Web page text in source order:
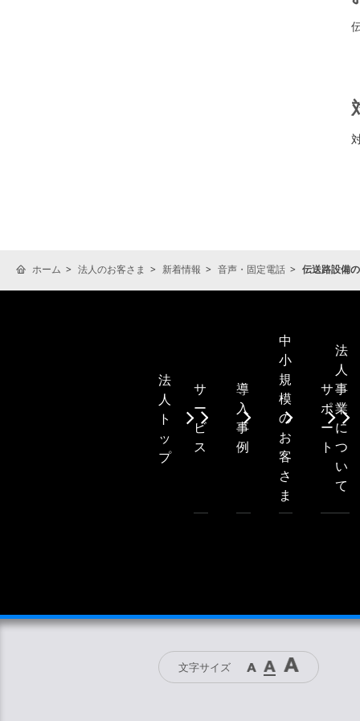
ホーム 法人のお客さま 新着情報 音声・固定電話 伝送路設備
法
人
ト
ッ
プ
サ
ー
ビ
ス
導
入
事
例
中
小
規
模
の
お
客
さ
ま
サ
ポ
ー
ト
法
人
事
業
に
つ
い
て
文字サイズ